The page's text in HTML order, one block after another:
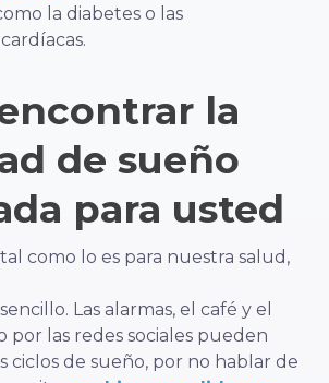
la diabetes o las
la
de sueño
para usted
como lo es para nuestra salud,
Las alarmas, el café y el
por las redes sociales pueden
ciclos de sueño, por no hablar de